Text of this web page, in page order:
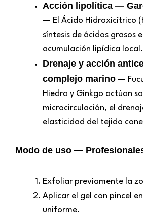
Acción lipolítica —
— El Ácido Hidroxicítrico
síntesis de ácidos grasos
acumulación lipídica local.
Drenaje y acción
complejo marino —
Hiedra y Ginkgo actúan
microcirculación, el
elasticidad del tejido
Modo de uso —
Exfoliar previamente la
Aplicar el gel con pincel
uniforme.